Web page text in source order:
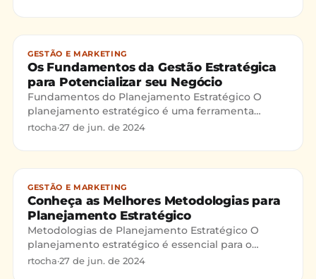
GESTÃO E MARKETING
Os Fundamentos da Gestão Estratégica
para Potencializar seu Negócio
Fundamentos do Planejamento Estratégico O
planejamento estratégico é uma ferramenta
fundamental para empresas que buscam sucesso e
rtocha·27 de jun. de 2024
GESTÃO E MARKETING
Conheça as Melhores Metodologias para
Planejamento Estratégico
Metodologias de Planejamento Estratégico O
planejamento estratégico é essencial para o
sucesso e crescimento das organizações. A gestão
rtocha·27 de jun. de 2024